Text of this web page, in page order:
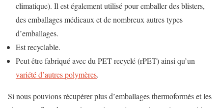
climatique). Il est également utilisé pour emballer des blisters,
des emballages médicaux et de nombreux autres types
d’emballages.
Est recyclable.
Peut être fabriqué avec du PET recyclé (rPET) ainsi qu’un
variété d’autres polymères.
Si nous pouvions récupérer plus d’emballages thermoformés et les